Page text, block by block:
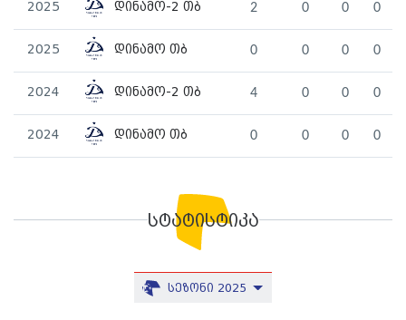
2025 დინამო-2 თბ 2 0 0 0
2025 დინამო თბ 0 0 0 0
2024 დინამო-2 თბ 4 0 0 0
2024 დინამო თბ 0 0 0 0
სტატისტიკა
სეზონი 2025